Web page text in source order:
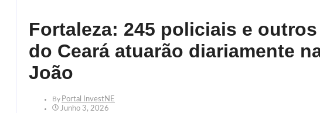
Fortaleza: 245 policiais e
do Ceará atuarão diariamente
João
By Portal InvestNE
Junho 3, 2026